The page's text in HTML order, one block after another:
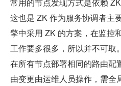
常用的节点发现方式是依赖
这也是 ZK 作为服务协调者主
擎中采用 ZK 的方案，在监控
工作要多很多，所以并不可取
在所有节点部署相同的路由配
由变更由运维人员操作，需